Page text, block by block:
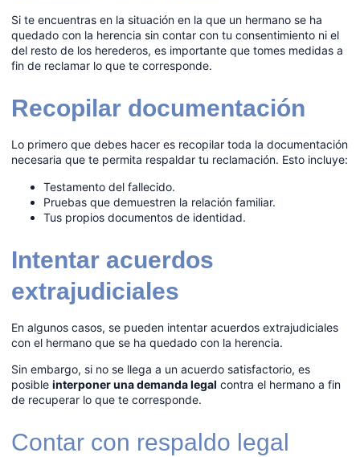
Si te encuentras en la situación en la que un hermano se ha
quedado con la herencia sin contar con tu consentimiento ni el
del resto de los herederos, es importante que tomes medidas a
fin de reclamar lo que te corresponde.
Recopilar documentación
Lo primero que debes hacer es recopilar toda la documentación
necesaria que te permita respaldar tu reclamación. Esto incluye:
Testamento del fallecido.
Pruebas que demuestren la relación familiar.
Tus propios documentos de identidad.
Intentar acuerdos
extrajudiciales
En algunos casos, se pueden intentar acuerdos extrajudiciales
con el hermano que se ha quedado con la herencia.
Sin embargo, si no se llega a un acuerdo satisfactorio, es
posible interponer una demanda legal contra el hermano a fin
de recuperar lo que te corresponde.
Contar con respaldo legal